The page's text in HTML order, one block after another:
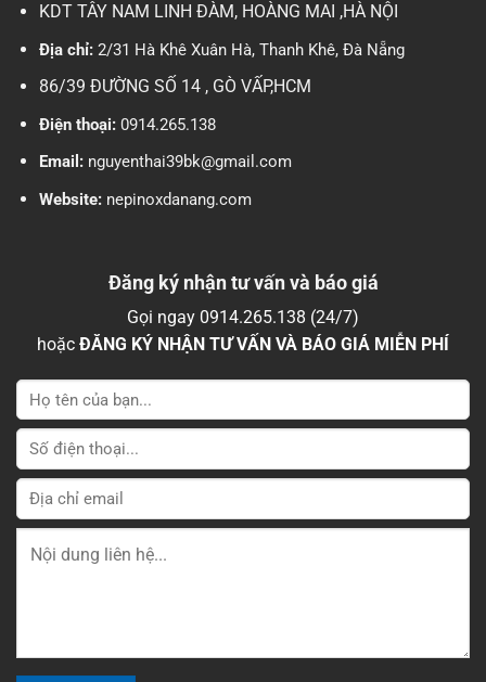
KDT TÂY NAM LINH ĐÀM, HOÀNG MAI ,HÀ NỘI
Địa chỉ:2/31 Hà Khê Xuân Hà, Thanh Khê, Đà Nẵng
86/39 ĐƯỜNG SỐ 14 , GÒ VẤP,HCM
Điện thoại:0914.265.138
Email:nguyenthai39bk@gmail.com
Website:nepinoxdanang.com
Đăng ký nhận tư vấn và báo giá
Gọi ngay 0914.265.138 (24/7)
hoặc ĐĂNG KÝ NHẬN TƯ VẤN VÀ BÁO GIÁ MIỄN PHÍ